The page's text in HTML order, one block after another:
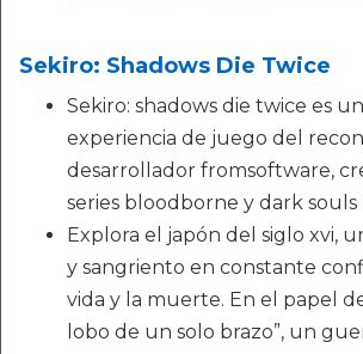
Sekiro: Shadows Die Twice
Sekiro: shadows die twice es
experiencia de juego del
desarrollador fromsoftware,
series bloodborne y dark souls
Explora el japón del siglo xvi,
y sangriento en constante
vida y la muerte. En el papel de
lobo de un solo brazo”, un